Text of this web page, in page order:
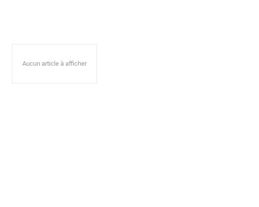
Aucun article à afficher